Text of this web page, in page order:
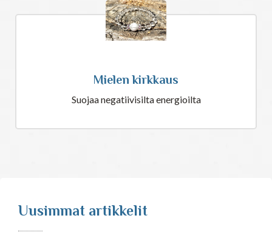
Mielen kirkkaus
Suojaa negatiivisilta energioilta
Uusimmat artikkelit